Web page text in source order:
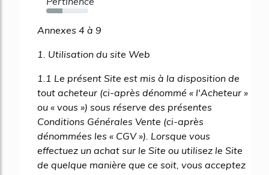
39%
Annexes 4 à 9
1. Utilisation du site Web
1.1 Le présent Site est mis à la disposition de
tout acheteur (ci-après dénommé « l'Acheteur »
ou « vous ») sous réserve des présentes
Conditions Générales Vente (ci-après
dénommées les « CGV »). Lorsque vous
effectuez un achat sur le Site ou utilisez le Site
de quelque manière que ce soit, vous acceptez